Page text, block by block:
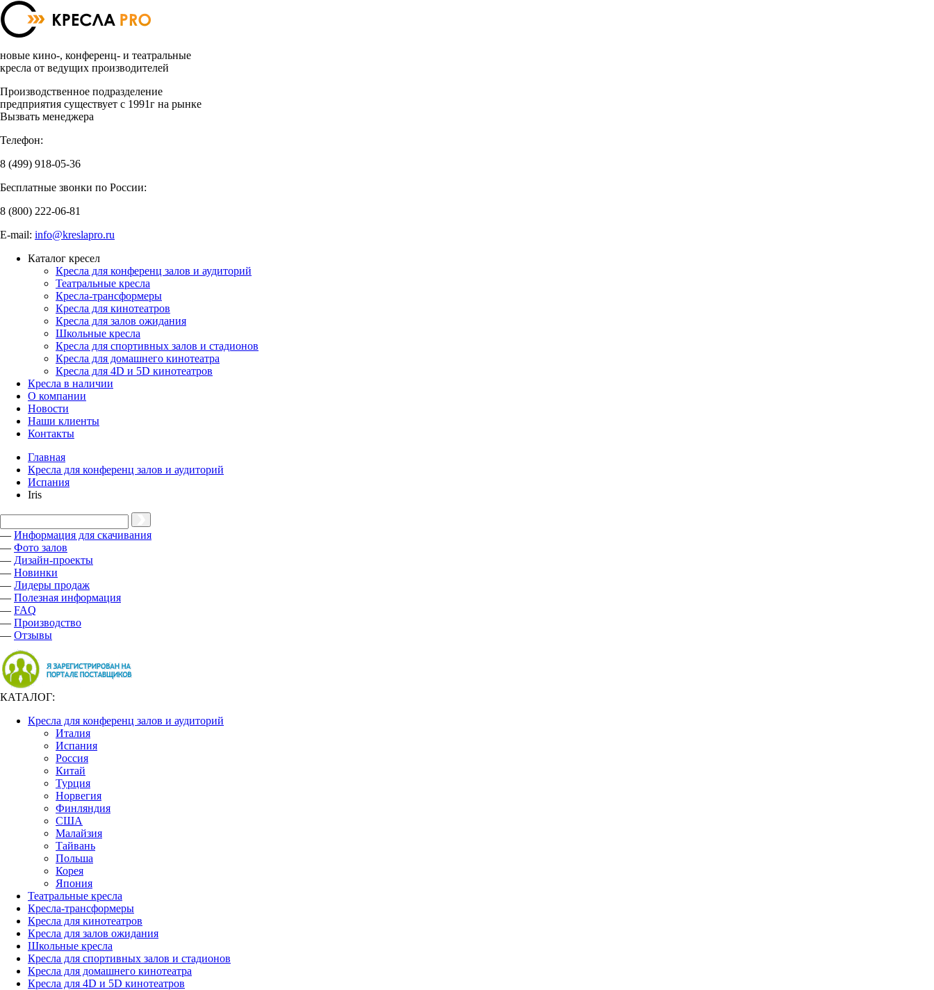
новые кино-, конференц- и театральные
кресла от ведущих производителей
Производственное подразделение
предприятия существует с 1991г на рынке
Вызвать менеджера
Телефон:
8 (499) 918-05-36
Бесплатные звонки по России:
8 (800) 222-06-81
E-mail: info@kreslapro.ru
Каталог кресел
Кресла для конференц залов и аудиторий
Театральные кресла
Кресла-трансформеры
Кресла для кинотеатров
Кресла для залов ожидания
Школьные кресла
Кресла для спортивных залов и стадионов
Кресла для домашнего кинотеатра
Кресла для 4D и 5D кинотеатров
Кресла в наличии
О компании
Новости
Наши клиенты
Контакты
Главная
Кресла для конференц залов и аудиторий
Испания
Iris
— Информация для скачивания
— Фото залов
— Дизайн-проекты
— Новинки
— Лидеры продаж
— Полезная информация
— FAQ
— Производство
— Отзывы
КАТАЛОГ:
Кресла для конференц залов и аудиторий
Италия
Испания
Россия
Китай
Турция
Норвегия
Финляндия
США
Малайзия
Тайвань
Польша
Корея
Япония
Театральные кресла
Кресла-трансформеры
Кресла для кинотеатров
Кресла для залов ожидания
Школьные кресла
Кресла для спортивных залов и стадионов
Кресла для домашнего кинотеатра
Кресла для 4D и 5D кинотеатров